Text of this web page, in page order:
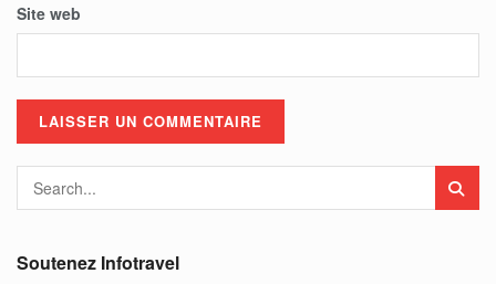
Site web
Soutenez Infotravel